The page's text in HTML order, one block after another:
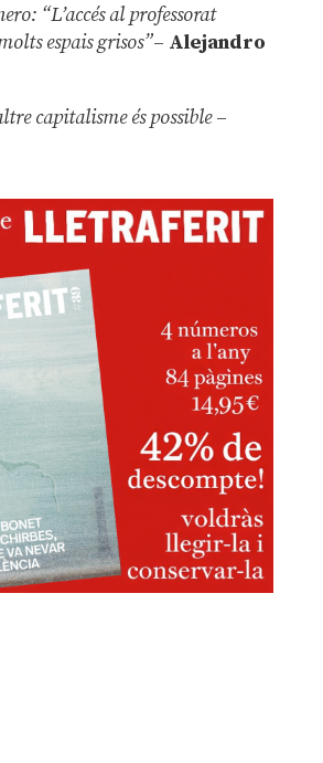
“L’accés al professorat
espais grisos”– Alejandro
capitalisme és possible –